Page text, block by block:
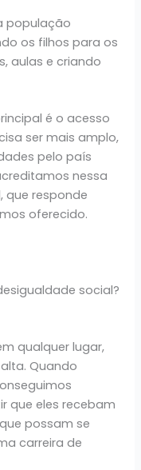
população
os filhos para os
aulas e criando
é o acesso
ser mais amplo,
pelo país
nessa
que responde
oferecido.
social?
qualquer lugar,
Quando
que eles recebam
possam se
carreira de